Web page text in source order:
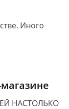
Иного
НАСТОЛЬКО